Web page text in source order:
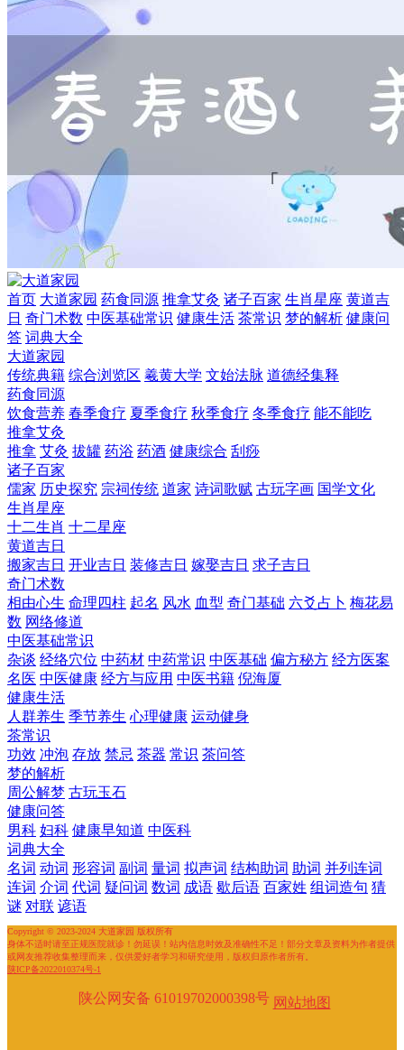
首页 大道家园 药食同源 推拿艾灸 诸子百家 生肖星座 黄道吉
日 奇门术数 中医基础常识 健康生活 茶常识 梦的解析 健康问
答 词典大全
大道家园
传统典籍 综合浏览区 羲黄大学 文始法脉 道德经集释
药食同源
饮食营养 春季食疗 夏季食疗 秋季食疗 冬季食疗 能不能吃
推拿艾灸
推拿 艾灸 拔罐 药浴 药酒 健康综合 刮痧
诸子百家
儒家 历史探究 宗祠传统 道家 诗词歌赋 古玩字画 国学文化
生肖星座
十二生肖 十二星座
黄道吉日
搬家吉日 开业吉日 装修吉日 嫁娶吉日 求子吉日
奇门术数
相由心生 命理四柱 起名 风水 血型 奇门基础 六爻占卜 梅花易
数 网络修道
中医基础常识
杂谈 经络穴位 中药材 中药常识 中医基础 偏方秘方 经方医案
名医 中医健康 经方与应用 中医书籍 倪海厦
健康生活
人群养生 季节养生 心理健康 运动健身
茶常识
功效 冲泡 存放 禁忌 茶器 常识 茶问答
梦的解析
周公解梦 古玩玉石
健康问答
男科 妇科 健康早知道 中医科
词典大全
名词 动词 形容词 副词 量词 拟声词 结构助词 助词 并列连词
连词 介词 代词 疑问词 数词 成语 歇后语 百家姓 组词造句 猜
谜 对联 谚语
Copyright © 2023-2024 大道家园 版权所有
身体不适时请至正规医院就诊！勿延误！站内信息时效及准确性不足！部分文章及资料为作者提供
或网友推荐收集整理而来，仅供爱好者学习和研究使用，版权归原作者所有。
陕ICP备2022010374号-1
陕公网安备 61019702000398号 网站地图